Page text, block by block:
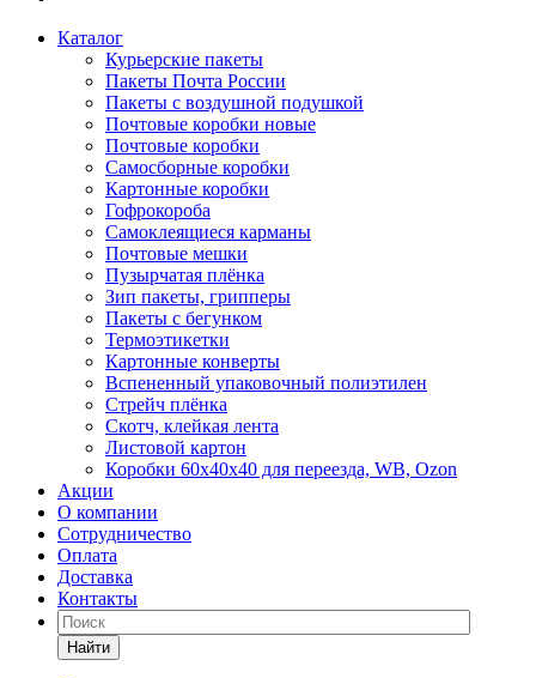
Каталог
Курьерские пакеты
Пакеты Почта России
Пакеты с воздушной подушкой
Почтовые коробки новые
Почтовые коробки
Самосборные коробки
Картонные коробки
Гофрокороба
Самоклеящиеся карманы
Почтовые мешки
Пузырчатая плёнка
Зип пакеты, грипперы
Пакеты с бегунком
Термоэтикетки
Картонные конверты
Вспененный упаковочный полиэтилен
Стрейч плёнка
Скотч, клейкая лента
Листовой картон
Коробки 60х40х40 для переезда, WB, Ozon
Акции
О компании
Сотрудничество
Оплата
Доставка
Контакты
Найти